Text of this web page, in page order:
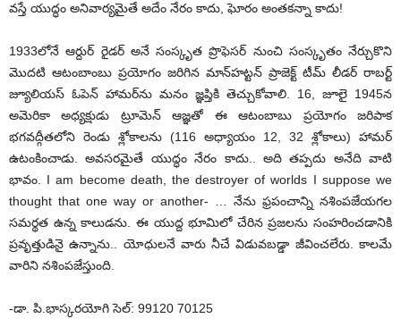
వస్తే యుద్ధం అనివార్యమైతే అదేం నేరం కాదు, ఘోరం అంతకన్నా కాదు!
1933లోనే ఆర్దుర్ రైడర్ అనే సంస్కృత ప్రొఫెసర్ నుంచి సంస్కృతం నేర్చుకొని
మొదటి ఆటంబాంబు ప్రయోగం జరిగిన మాన్‌హట్టన్ ప్రాజెక్ట్ టీమ్ లీడర్ రాబర్ట్
జ్యూలియస్ ఓపెన్ హామర్‌ను మనం జ్ఞప్తికి తెచ్చుకోవాలి. 16, జూలై 1945న
అమెరికా అధ్యక్షుడు ట్రూమెన్ ఆజ్ఞతో ఈ ఆటంబాబు ప్రయోగం జరిపాక
భగవద్గీతలోని రెండు శ్లోకాలను (116 అధ్యాయం 12, 32 శ్లోకాలు) హామర్
ఉటంకించాడు. అవసరమైతే యుద్ధం నేరం కాదు.. అది తప్పదు అనేది వాటి
భావం. I am become death, the destroyer of worlds I suppose we
thought that one way or another- … నేను ఫ్రపంచాన్ని నశింపజేయగల
సమర్థత ఉన్న కాలుడను. ఈ యుద్ద భూమిలో చేరిన ప్రజలను సంహరించడానికి
ప్రవృత్తుడినై ఉన్నాను.. యోధులనే వారు నీచే విడువబడ్డా జీవించలేరు. కాలమే
వారిని నశింపజేస్తుంది.
-డా. పి.భాస్కరయోగి సెల్: 99120 70125